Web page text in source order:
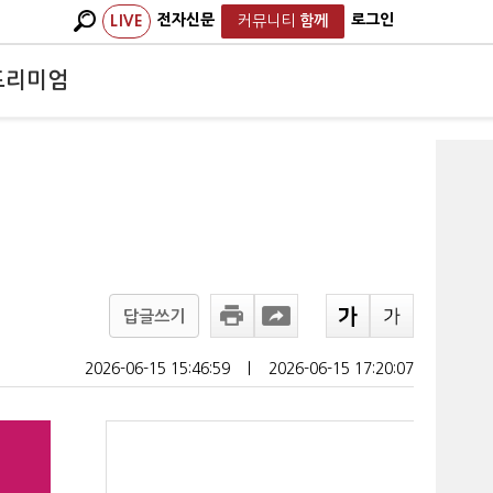
LIVE 전자신문 커뮤니티 함께 로그인
리미엄
답글쓰기
2026-06-15 15:46:59 2026-06-15 17:20:07